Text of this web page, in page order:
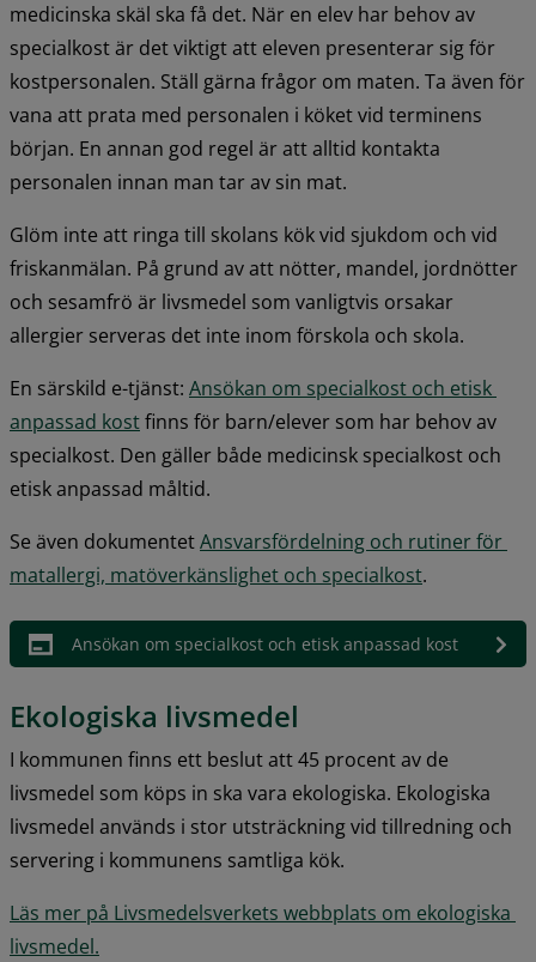
medicinska skäl ska få det. När en elev har behov av
specialkost är det viktigt att eleven presenterar sig för
kostpersonalen. Ställ gärna frågor om maten. Ta även för
vana att prata med personalen i köket vid terminens
början. En annan god regel är att alltid kontakta
personalen innan man tar av sin mat.
Glöm inte att ringa till skolans kök vid sjukdom och vid
friskanmälan. På grund av att nötter, mandel, jordnötter
och sesamfrö är livsmedel som vanligtvis orsakar
allergier serveras det inte inom förskola och skola.
En särskild e-tjänst: Ansökan om specialkost och etisk
anpassad kost finns för barn/elever som har behov av
specialkost. Den gäller både medicinsk specialkost och
etisk anpassad måltid.
Se även dokumentet Ansvarsfördelning och rutiner för
matallergi, matöverkänslighet och specialkost.
Ansökan om specialkost och etisk anpassad kost
Ekologiska livsmedel
I kommunen finns ett beslut att 45 procent av de
livsmedel som köps in ska vara ekologiska. Ekologiska
livsmedel används i stor utsträckning vid tillredning och
servering i kommunens samtliga kök.
Läs mer på Livsmedelsverkets webbplats om ekologiska
livsmedel.